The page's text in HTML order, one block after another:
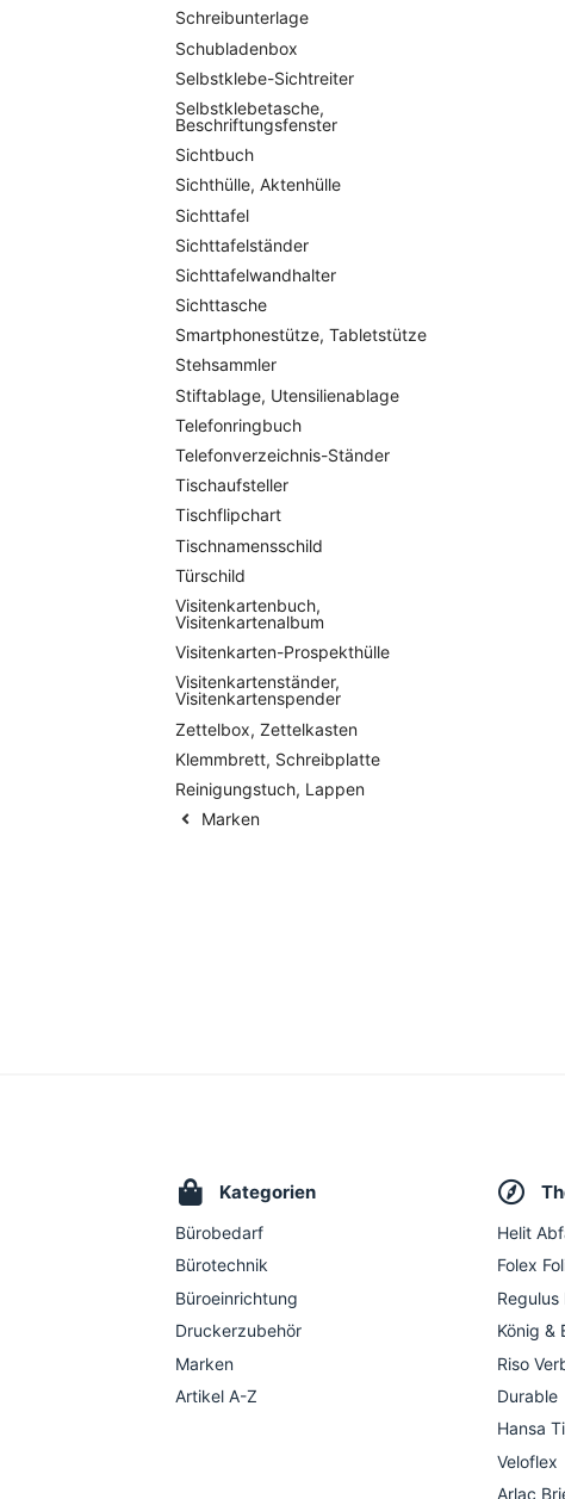
Schreibunterlage
Schubladenbox
Selbstklebe-Sichtreiter
Selbstklebetasche,
Beschriftungsfenster
Sichtbuch
Sichthülle, Aktenhülle
Sichttafel
Sichttafelständer
Sichttafelwandhalter
Sichttasche
Smartphonestütze, Tabletstütze
Stehsammler
Stiftablage, Utensilienablage
Telefonringbuch
Telefonverzeichnis-Ständer
Tischaufsteller
Tischflipchart
Tischnamensschild
Türschild
Visitenkartenbuch,
Visitenkartenalbum
Visitenkarten-Prospekthülle
Visitenkartenständer,
Visitenkartenspender
Zettelbox, Zettelkasten
Klemmbrett, Schreibplatte
Reinigungstuch, Lappen
Marken
Kategorien
Bürobedarf
Bürotechnik
Büroeinrichtung
Druckerzubehör
Marken
Artikel A-Z
Helit
Folex
Regulus
König &
Riso
Durable
Hansa
Veloflex
Arlac